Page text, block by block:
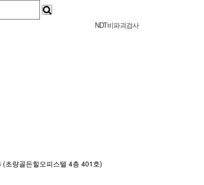
NDT비파괴검사
초량골든힐오피스텔 4층 401호)